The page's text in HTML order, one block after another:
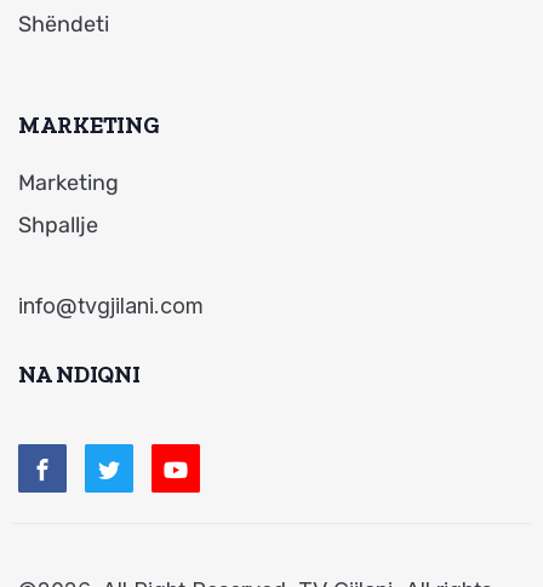
Shëndeti
MARKETING
Marketing
Shpallje
info@tvgjilani.com
NA NDIQNI